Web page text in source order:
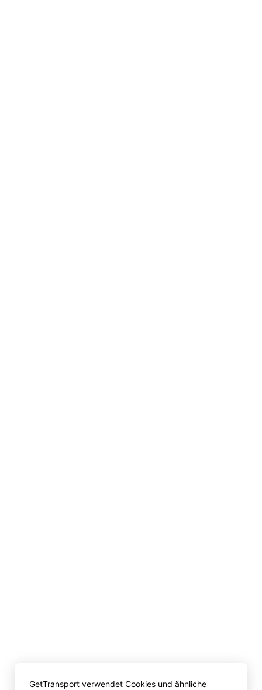
GetTransport verwendet Cookies und ähnliche